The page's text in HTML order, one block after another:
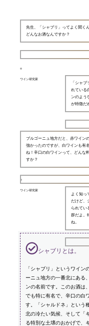
先生、「シャブリ」ってよく聞く
どんなお酒なんですか？
ワイン研究家
「シャ
れている
ンのよう
が特徴だ
ブルゴーニュ地方だと、赤ワイン
強かったのですが、白ワインも有
ね！辛口の白ワインって、どんな
すか？
ワイン研究家
よく知っ
だけど、
られてい
群だよ。
ね。
シャブリとは。
「シャブリ」というワイ
ーニュ地方の一番北にある
ンの名前です。このお酒は
でも特に有名で、辛口の白
す。「シャルドネ」という
北の冷たい気候、そして「
る特別な土壌のおかげで、